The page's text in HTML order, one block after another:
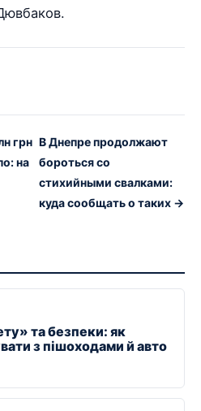
грн
на
В Днепре продолжают
бороться со
стихийными свалками:
куда сообщать о таких →
та безпеки: як
з пішоходами й авто